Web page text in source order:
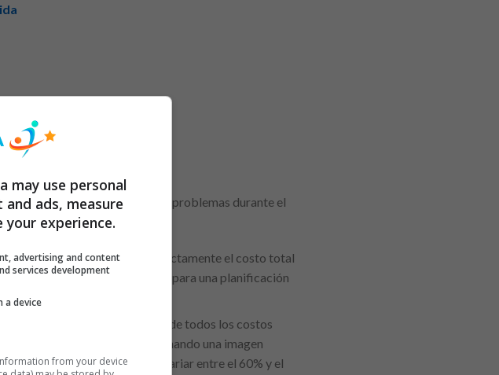
fondos.
decisiones seguras y evitar problemas durante el
que debes considerar:
o mensual, ya que afecta directamente el costo total
pagos mensuales es esencial para una planificación
te dará una visión clara de todos los costos
cargos asociados, proporcionando una imagen
ofrece un CAT que puede variar entre el 60% y el
may use personal
ads, measure
experience.
advertising and content
services development
a device
from your device